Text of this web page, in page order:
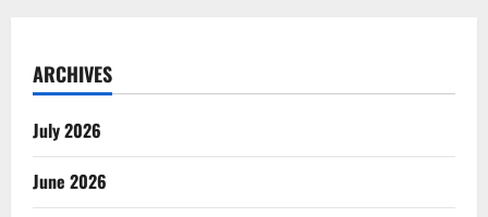
ARCHIVES
July 2026
June 2026